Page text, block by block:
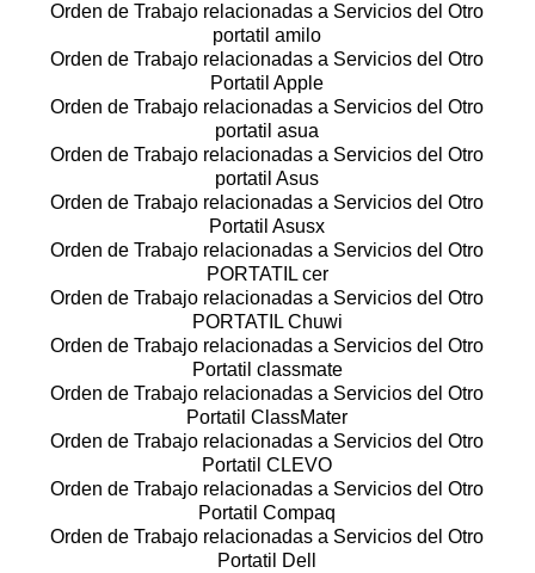
Orden de Trabajo relacionadas a Servicios del Otro
portatil amilo
Orden de Trabajo relacionadas a Servicios del Otro
Portatil Apple
Orden de Trabajo relacionadas a Servicios del Otro
portatil asua
Orden de Trabajo relacionadas a Servicios del Otro
portatil Asus
Orden de Trabajo relacionadas a Servicios del Otro
Portatil Asusx
Orden de Trabajo relacionadas a Servicios del Otro
PORTATIL cer
Orden de Trabajo relacionadas a Servicios del Otro
PORTATIL Chuwi
Orden de Trabajo relacionadas a Servicios del Otro
Portatil classmate
Orden de Trabajo relacionadas a Servicios del Otro
Portatil ClassMater
Orden de Trabajo relacionadas a Servicios del Otro
Portatil CLEVO
Orden de Trabajo relacionadas a Servicios del Otro
Portatil Compaq
Orden de Trabajo relacionadas a Servicios del Otro
Portatil Dell